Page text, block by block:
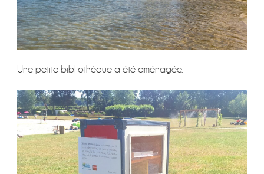
Une petite bibliothèque a été aménagée.